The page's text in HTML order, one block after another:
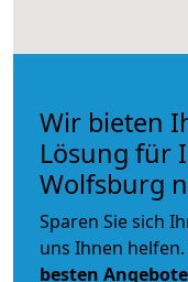
Wir bieten
Lösung für
Wolfsburg
Sparen Sie sich
uns Ihnen
besten Angebote